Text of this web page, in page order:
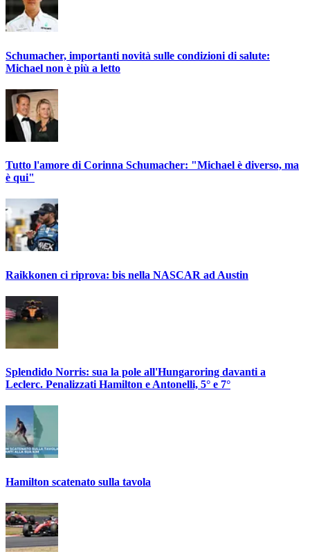
Schumacher, importanti novità sulle condizioni di salute:
Michael non è più a letto
Tutto l'amore di Corinna Schumacher: "Michael è diverso, ma
è qui"
Raikkonen ci riprova: bis nella NASCAR ad Austin
Splendido Norris: sua la pole all'Hungaroring davanti a
Leclerc. Penalizzati Hamilton e Antonelli, 5° e 7°
Hamilton scatenato sulla tavola